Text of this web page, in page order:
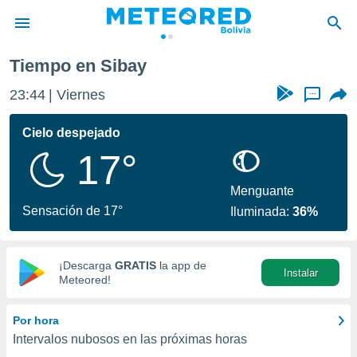
de
ha
calidad.
a este
las
y
digital
basada
Tiempo en Sibay
23:44 Viernes ...
Cielo despejado
17°
Sensación de 17°
Menguante
Iluminada:36%
¡Descarga GRATIS la app de
Meteored!
Instalar
Por hora
Intervalos nubosos en las próximas horas